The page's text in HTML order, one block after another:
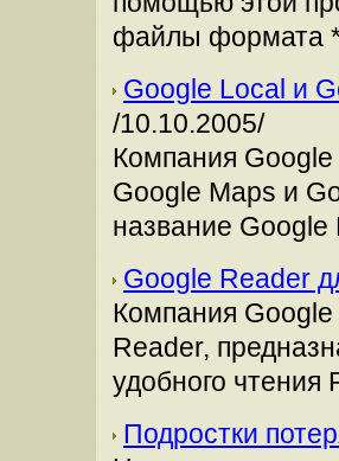
файлы формата
Google Local и
/10.10.2005/
Компания
Google Maps и
название Google
Google Reader
Компания
Reader,
удобного чтения
Подростки